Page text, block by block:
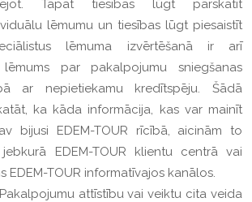
Tāpat tiesības lūgt pārskatīt
lēmumu un tiesības lūgt piesaistīt
lēmuma izvērtēšanā ir arī
par pakalpojumu sniegšanas
ar nepietiekamu kredītspēju. Šādā
ka kāda informācija, kas var mainīt
bijusi EDEM-TOUR rīcībā, aicinām to
EDEM-TOUR klientu centrā vai
EDEM-TOUR informatīvajos kanālos.
attīstību vai veiktu cita veida